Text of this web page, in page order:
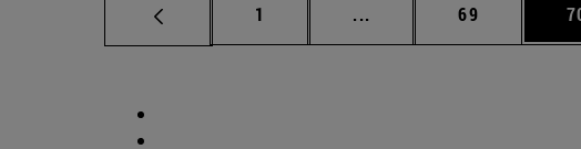
Página
1 ... Páginas intermedias Use
Página
69